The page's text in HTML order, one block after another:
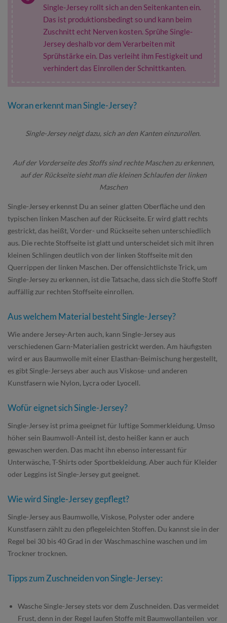
Single-Jersey rollt sich an den Seitenkanten ein.
Das ist produktionsbedingt so und kann beim
Zuschnitt echt Nerven kosten. Sprühe Single-
Jersey deshalb vor dem Verarbeiten mit
Sprühstärke ein. Das verleiht ihm Festigkeit und
verhindert das Einrollen der Schnittkanten.
Woran erkennt man Single-Jersey?
Single-Jersey neigt dazu, sich an den Kanten einzurollen.
Auf der Vorderseite des Stoffs sind rechte Maschen zu erkennen,
auf der Rückseite sieht man die kleinen Schlaufen der linken
Maschen
Single-Jersey erkennst Du an seiner glatten Oberfläche und den
typischen linken Maschen auf der Rückseite. Er wird glatt rechts
gestrickt, das heißt, Vorder- und Rückseite sehen unterschiedlich
aus. Die rechte Stoffseite ist glatt und unterscheidet sich mit ihren
kleinen Schlingen deutlich von der linken Stoffseite mit den
Querrippen der linken Maschen. Der offensichtlichste Trick, um
Single-Jersey zu erkennen, ist die Tatsache, dass sich die Stoffe Stoff
auffällig zur rechten Stoffseite einrollen.
Aus welchem Material besteht Single-Jersey?
Wie andere Jersey-Arten auch, kann Single-Jersey aus
verschiedenen Garn-Materialien gestrickt werden. Am häufigsten
wird er aus Baumwolle mit einer Elasthan-Beimischung hergestellt,
es gibt Single-Jerseys aber auch aus Viskose- und anderen
Kunstfasern wie Nylon, Lycra oder Lyocell.
Wofür eignet sich Single-Jersey?
Single-Jersey ist prima geeignet für luftige Sommerkleidung. Umso
höher sein Baumwoll-Anteil ist, desto heißer kann er auch
gewaschen werden. Das macht ihn ebenso interessant für
Unterwäsche, T-Shirts oder Sportbekleidung. Aber auch für Kleider
oder Leggins ist Single-Jersey gut geeignet.
Wie wird Single-Jersey gepflegt?
Single-Jersey aus Baumwolle, Viskose, Polyster oder andere
Kunstfasern zählt zu den pflegeleichten Stoffen. Du kannst sie in der
Regel bei 30 bis 40 Grad in der Waschmaschine waschen und im
Trockner trocknen.
Tipps zum Zuschneiden von Single-Jersey:
Wasche Single-Jersey stets vor dem Zuschneiden. Das vermeidet
Frust, denn in der Regel laufen Stoffe mit Baumwollanteilen vor